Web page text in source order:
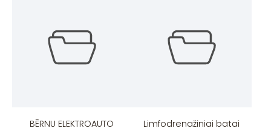
BĒRNU ELEKTROAUTO Limfodrenažiniai batai